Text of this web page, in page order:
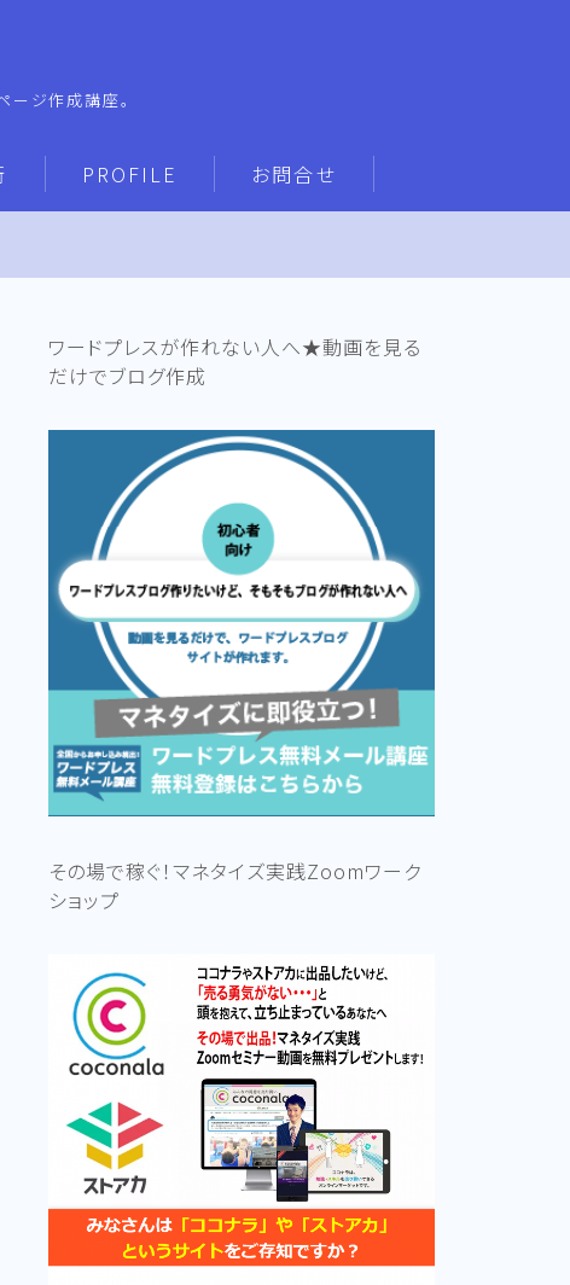
ージ作成講座。
PROFILE お問合せ
ワードプレスが作れない人へ★動画を見る
だけでブログ作成
その場で稼ぐ！マネタイズ実践Zoomワーク
ショップ